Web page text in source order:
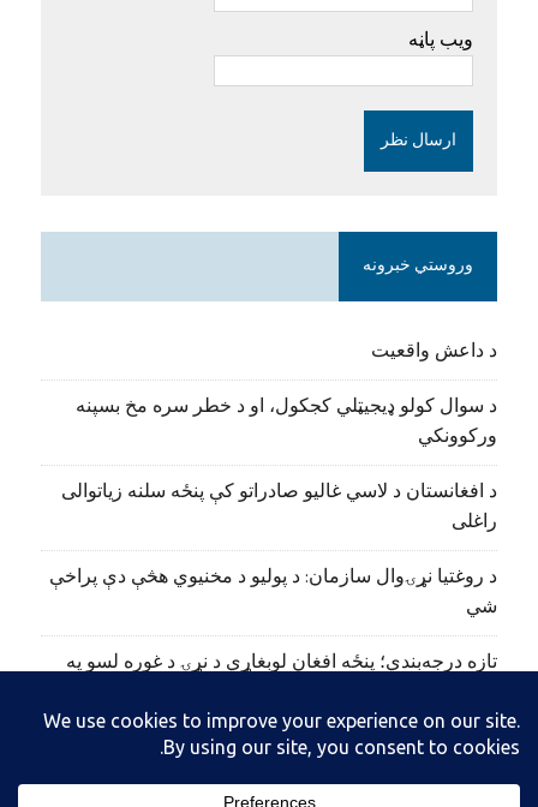
ویب پاڼه
وروستي خبرونه
د داعش واقعیت
د سوال کولو ډیجیټلي کجکول، او د خطر سره مخ بسپنه
ورکوونکي
د افغانستان د لاسي غالیو صادراتو کې پنځه سلنه زیاتوالی
راغلی
د روغتیا نړۍوال سازمان: د پولیو د مخنیوي هڅې دې پراخې
شي
تازه درجه‌بندي؛ پنځه افغان لوبغاړي د نړۍ د غوره لسو په